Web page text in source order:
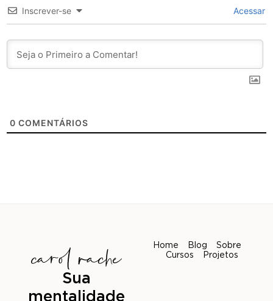
Inscrever-se Acessar
0 COMENTÁRIOS
Sua
mentalidade
Home Blog
Sobre
Cursos
Projetos